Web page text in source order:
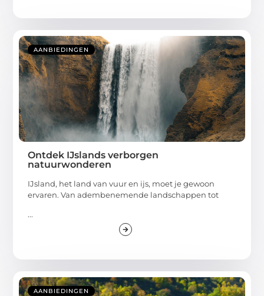
AANBIEDINGEN
Ontdek IJslands verborgen
natuurwonderen
IJsland, het land van vuur en ijs, moet je gewoon
ervaren. Van adembenemende landschappen tot
...
AANBIEDINGEN